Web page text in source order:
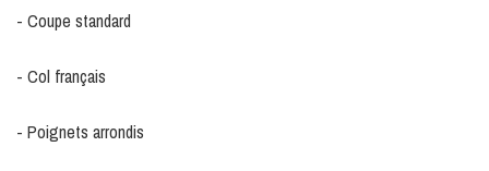
- Coupe standard
- Col français
- Poignets arrondis